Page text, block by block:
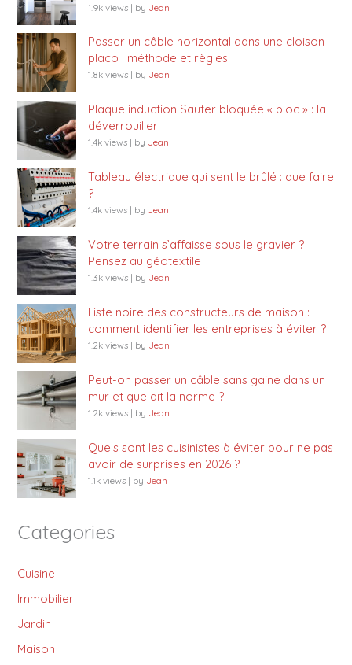
1.9k views | by Jean
Passer un câble horizontal dans une cloison
placo : méthode et règles
1.8k views | by Jean
Plaque induction Sauter bloquée « bloc » : la
déverrouiller
1.4k views | by Jean
Tableau électrique qui sent le brûlé : que faire
?
1.4k views | by Jean
Votre terrain s’affaisse sous le gravier ?
Pensez au géotextile
1.3k views | by Jean
Liste noire des constructeurs de maison :
comment identifier les entreprises à éviter ?
1.2k views | by Jean
Peut-on passer un câble sans gaine dans un
mur et que dit la norme ?
1.2k views | by Jean
Quels sont les cuisinistes à éviter pour ne pas
avoir de surprises en 2026 ?
1.1k views | by Jean
Categories
Cuisine
Immobilier
Jardin
Maison